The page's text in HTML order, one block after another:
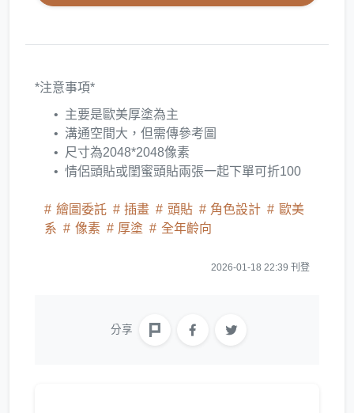
*注意事項*
主要是歐美厚塗為主
溝通空間大，但需傳參考圖
尺寸為2048*2048像素
情侶頭貼或閨蜜頭貼兩張一起下單可折100
繪圖委託 插畫 頭貼 角色設計
歐美
系
像素 厚塗 全年齡向
2026-01-18 22:39 刊登
分享